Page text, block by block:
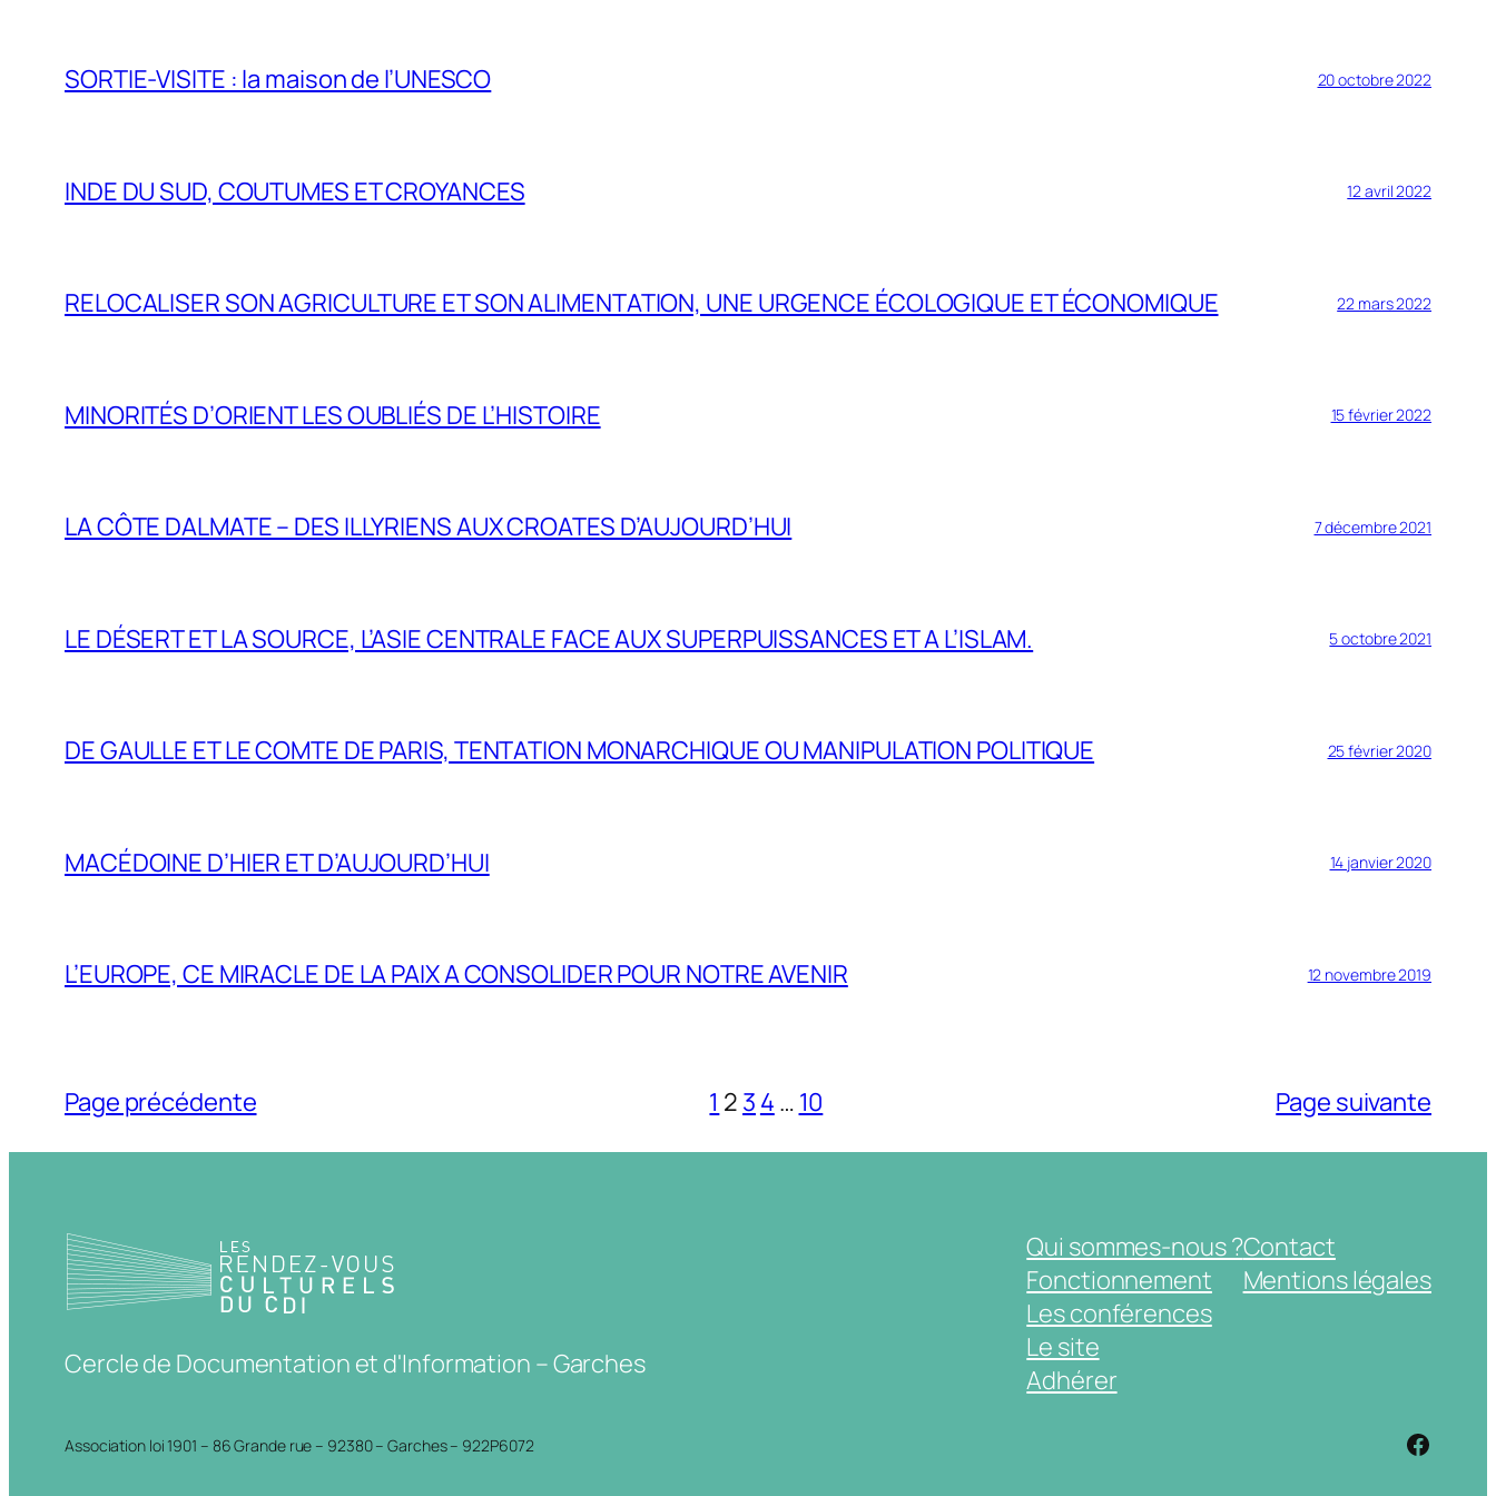
SORTIE-VISITE : la maison de l’UNESCO 20 octobre 2022
INDE DU SUD, COUTUMES ET CROYANCES 12 avril 2022
RELOCALISER SON AGRICULTURE ET SON ALIMENTATION, UNE URGENCE ÉCOLOGIQUE ET ÉCONOMIQUE 22 mars 2022
MINORITÉS D’ORIENT LES OUBLIÉS DE L’HISTOIRE 15 février 2022
LA CÔTE DALMATE – DES ILLYRIENS AUX CROATES D’AUJOURD’HUI 7 décembre 2021
LE DÉSERT ET LA SOURCE, L’ASIE CENTRALE FACE AUX SUPERPUISSANCES ET A L’ISLAM. 5 octobre 2021
DE GAULLE ET LE COMTE DE PARIS, TENTATION MONARCHIQUE OU MANIPULATION POLITIQUE 25 février 2020
MACÉDOINE D’HIER ET D’AUJOURD’HUI 14 janvier 2020
L’EUROPE, CE MIRACLE DE LA PAIX A CONSOLIDER POUR NOTRE AVENIR 12 novembre 2019
Page précédente 1 2 3 4 … 10 Page suivante
Cercle de Documentation et d'Information – Garches
Qui sommes-nous ?
Fonctionnement
Les conférences
Le site
Adhérer
Contact
Mentions légales
Association loi 1901 – 86 Grande rue – 92380 – Garches – 922P6072